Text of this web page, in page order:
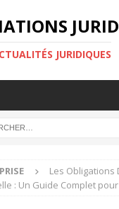
JURIDIQUES
Les Obligations
: Un Guide Complet